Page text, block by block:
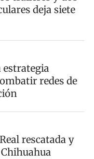
deja siete
estrategia
redes de
rescatada y